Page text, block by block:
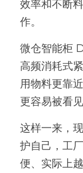
效率和不断
作。
微仓智能柜
高频消耗式
用物料更靠
更容易被看见
这样一来，
护自己，工
便、实际上